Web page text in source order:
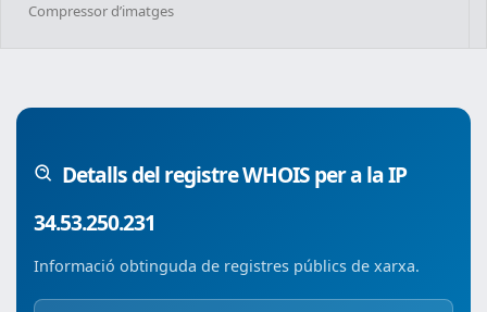
Compressor d’imatges
Detalls del registre WHOIS per a la IP
34.53.250.231
Informació obtinguda de registres públics de xarxa.